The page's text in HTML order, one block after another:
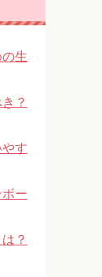
生
？
す
ー
？